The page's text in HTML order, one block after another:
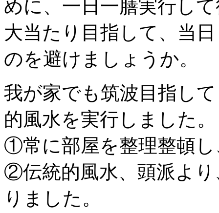
めに、一日一膳実行し
大当たり目指して、当
のを避けましょうか。
我が家でも筑波目指し
的風水を実行しました。
①常に部屋を整理整頓
②伝統的風水、頭派よ
りました。